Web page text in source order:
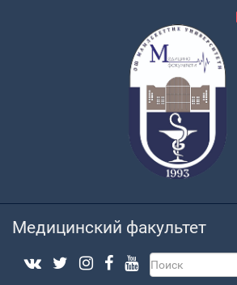
Медицинский факультет